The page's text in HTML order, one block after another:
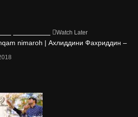
Watch Later
nimaroh | Ахлиддини Фахриддин –